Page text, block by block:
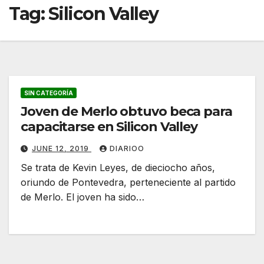
Tag:Silicon Valley
SIN CATEGORÍA
Joven de Merlo obtuvo beca para
capacitarse en Silicon Valley
JUNE 12, 2019 DIARIOO
Se trata de Kevin Leyes, de dieciocho años,
oriundo de Pontevedra, perteneciente al partido
de Merlo. El joven ha sido…